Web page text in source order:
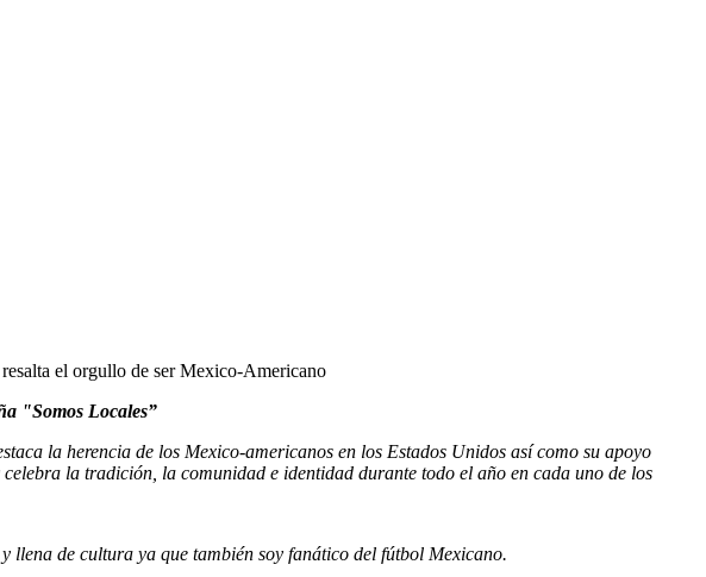
el orgullo de ser Mexico-Americano
"Somos Locales”
la herencia de los Mexico-americanos en los Estados Unidos así como su apoyo
la tradición, la comunidad e identidad durante todo el año en cada uno de los
llena de cultura ya que también soy fanático del fútbol Mexicano.